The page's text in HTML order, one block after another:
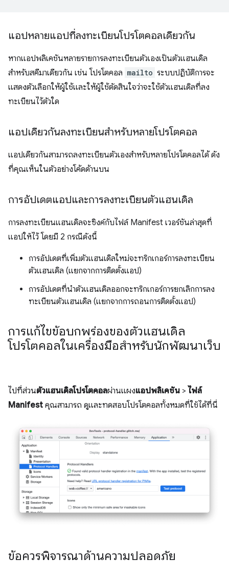
แอปหลายแอปที่ลงทะเบียนโปรโตคอลเดียวกัน
หากแอปพลิเคชันหลายรายการลงทะเบียนตัวเองเป็นตัวแฮนเดิล
สำหรับสคีมาเดียวกัน เช่น โปรโตคอล mailto ระบบปฏิบัติการจะ
แสดงตัวเลือกให้ผู้ใช้และให้ผู้ใช้ตัดสินใจว่าจะใช้ตัวแฮนเดิลที่ลง
ทะเบียนไว้ตัวใด
แอปเดียวกันลงทะเบียนสำหรับหลายโปรโตคอล
แอปเดียวกันสามารถลงทะเบียนตัวเองสำหรับหลายโปรโตคอลได้ ดัง
ที่คุณเห็นในตัวอย่างโค้ดด้านบน
การอัปเดตแอปและการลงทะเบียนตัวแฮนเดิล
การลงทะเบียนแฮนเดิลจะซิงค์กับไฟล์ Manifest เวอร์ชันล่าสุดที่
แอปให้ไว้ โดยมี 2 กรณีดังนี้
การอัปเดตที่เพิ่มตัวแฮนเดิลใหม่จะทริกเกอร์การลงทะเบียน
ตัวแฮนเดิล (แยกจากการติดตั้งแอป)
การอัปเดตที่นำตัวแฮนเดิลออกจะทริกเกอร์การยกเลิกการลง
ทะเบียนตัวแฮนเดิล (แยกจากการถอนการติดตั้งแอป)
การแก้ไขข้อบกพร่องของตัวแฮนเดิล
โปรโตคอลในเครื่องมือสำหรับนักพัฒนาเว็บ
ไปที่ส่วนตัวแฮนเดิลโปรโตคอลผ่านแผงแอปพลิเคชัน > ไฟล์
Manifest คุณสามารถ ดูและทดสอบโปรโตคอลทั้งหมดที่ใช้ได้ที่นี่
ข้อควรพิจารณาด้านความปลอดภัย